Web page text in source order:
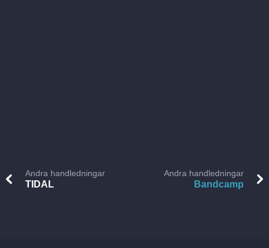
Andra handledningar
TIDAL
Andra handledningar
Bandcamp